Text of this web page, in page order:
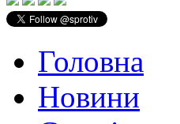
Головна
Новини